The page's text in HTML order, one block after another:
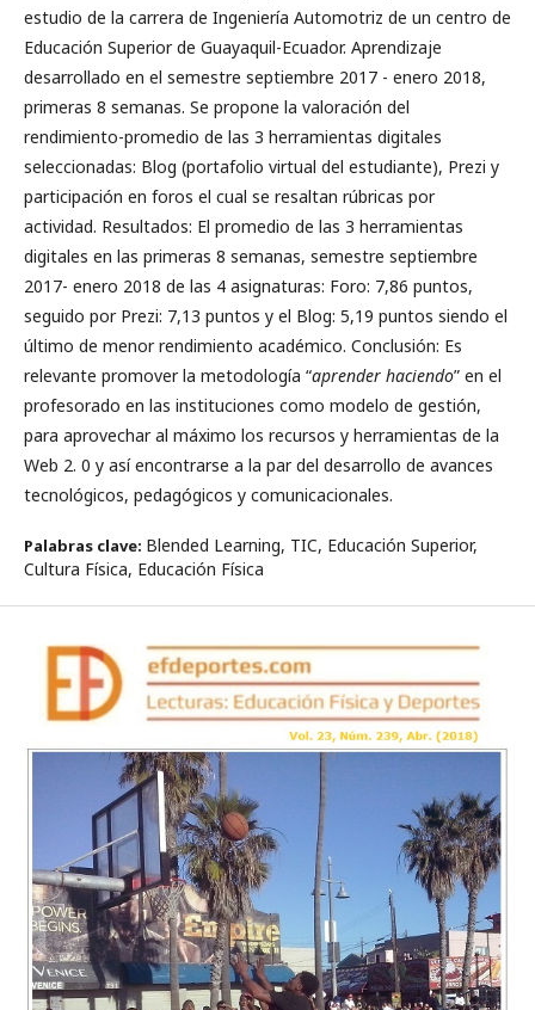
estudio de la carrera de Ingeniería Automotriz de un centro de
Educación Superior de Guayaquil-Ecuador. Aprendizaje
desarrollado en el semestre septiembre 2017 - enero 2018,
primeras 8 semanas. Se propone la valoración del
rendimiento-promedio de las 3 herramientas digitales
seleccionadas: Blog (portafolio virtual del estudiante), Prezi y
participación en foros el cual se resaltan rúbricas por
actividad. Resultados: El promedio de las 3 herramientas
digitales en las primeras 8 semanas, semestre septiembre
2017- enero 2018 de las 4 asignaturas: Foro: 7,86 puntos,
seguido por Prezi: 7,13 puntos y el Blog: 5,19 puntos siendo el
último de menor rendimiento académico. Conclusión: Es
relevante promover la metodología “aprender haciendo” en el
profesorado en las instituciones como modelo de gestión,
para aprovechar al máximo los recursos y herramientas de la
Web 2. 0 y así encontrarse a la par del desarrollo de avances
tecnológicos, pedagógicos y comunicacionales.
Palabras clave: Blended Learning, TIC, Educación Superior,
Cultura Física, Educación Física